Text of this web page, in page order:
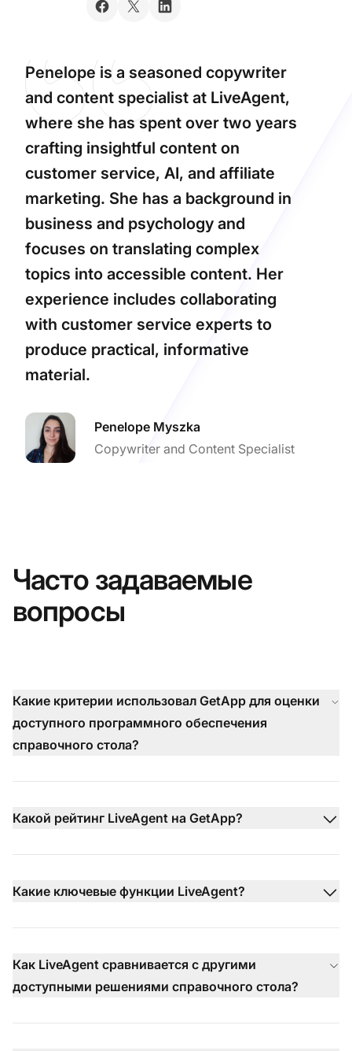
Penelope is a seasoned copywriter
and content specialist at LiveAgent,
where she has spent over two years
crafting insightful content on
customer service, AI, and affiliate
marketing. She has a background in
business and psychology and
focuses on translating complex
topics into accessible content. Her
experience includes collaborating
with customer service experts to
produce practical, informative
material.
Penelope Myszka
Copywriter and Content Specialist
Часто задаваемые
вопросы
Какие критерии использовал GetApp для оценки
доступного программного обеспечения
справочного стола?
Какой рейтинг LiveAgent на GetApp?
Какие ключевые функции LiveAgent?
Как LiveAgent сравнивается с другими
доступными решениями справочного стола?